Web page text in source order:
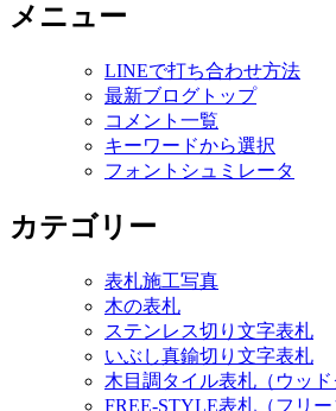
メニュー
LINEで打ち合わせ方法
最新ブログトップ
コメント一覧
キーワードから選択
フォントシュミレータ
カテゴリー
表札施工写真
木の表札
ステンレス切り文字表札
いぶし真鍮切り文字表札
木目調タイル表札（ウッド
FREE-STYLE表札（フリー